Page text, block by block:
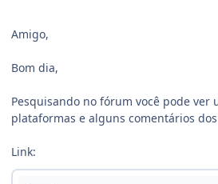
Amigo,
Bom dia,
Pesquisando no fórum você pode ver
plataformas e alguns comentários
Link: